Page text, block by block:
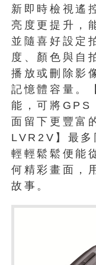
新即時檢視遙
亮度更提升，
並隨喜好設定
度、顏色與自
播放或刪除影
記憶體容量。
能，可將GPS
面留下更豐富
LVR2V】最多
輕輕鬆鬆便能
何精彩畫面，
故事。